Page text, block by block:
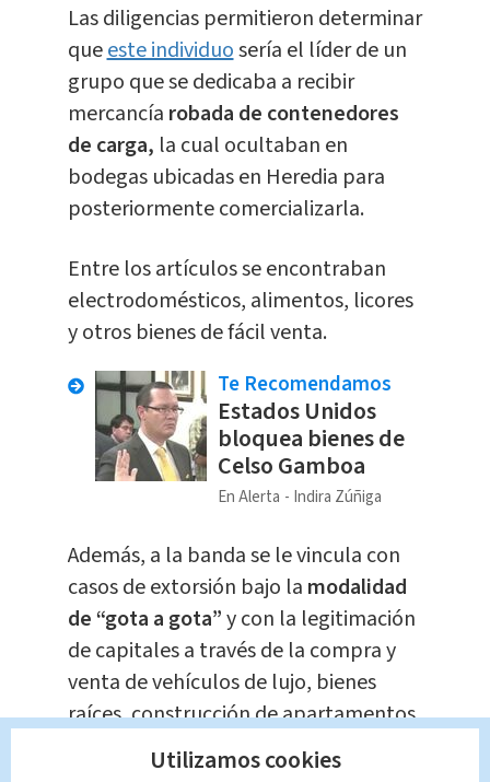
Las diligencias permitieron determinar
queeste individuosería el líder de un
grupo que se dedicaba a recibir
mercancía robada de contenedores
de carga, la cual ocultaban en
bodegas ubicadas en Heredia para
posteriormente comercializarla.
Entre los artículos se encontraban
electrodomésticos, alimentos, licores
y otros bienes de fácil venta.
Te Recomendamos
Estados Unidos
bloquea bienes de
Celso Gamboa
En Alerta Indira Zúñiga
Además, a la banda se le vincula con
casos de extorsión bajo la modalidad
de “gota a gota”y con la legitimación
de capitales a través de la compra y
venta de vehículos de lujo, bienes
raíces, construcción de apartamentos
de alquiler, créditos informales,
Utilizamos cookies